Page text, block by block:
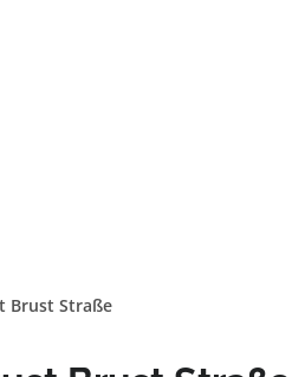
Brust Straße